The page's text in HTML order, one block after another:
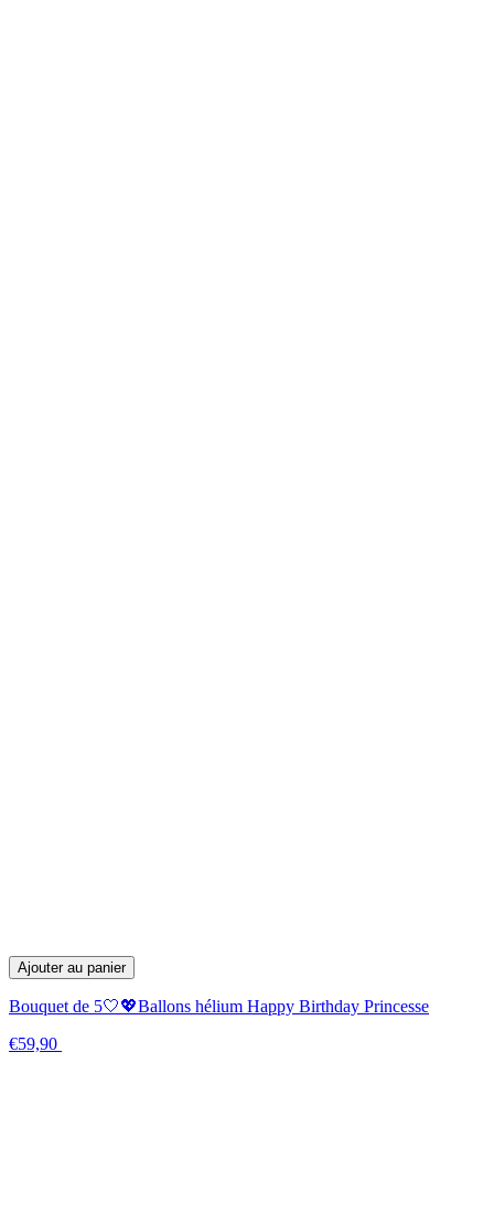
Ajouter au panier
Bouquet de 5🤍💖Ballons hélium Happy Birthday Princesse
€59,90